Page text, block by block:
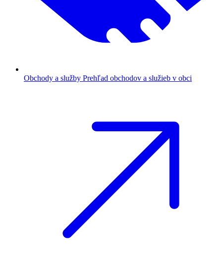
Obchody a služby Prehľad obchodov a služieb v obci